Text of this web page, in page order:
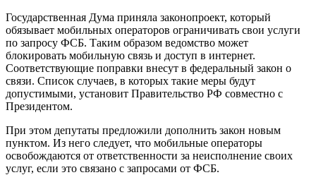
Государственная Дума приняла законопроект, который
обязывает мобильных операторов ограничивать свои услуги
по запросу ФСБ. Таким образом ведомство может
блокировать мобильную связь и доступ в интернет.
Соответствующие поправки внесут в федеральный закон о
связи. Список случаев, в которых такие меры будут
допустимыми, установит Правительство РФ совместно с
Президентом.
При этом депутаты предложили дополнить закон новым
пунктом. Из него следует, что мобильные операторы
освобождаются от ответственности за неисполнение своих
услуг, если это связано с запросами от ФСБ.